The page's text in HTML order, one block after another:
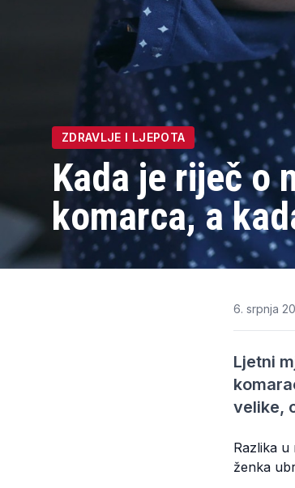
ZDRAVLJE I LJEPOTA
Kada je riječ o
komarca, a
6. srpnja
Ljetni
velike,
Razlika u
ženka